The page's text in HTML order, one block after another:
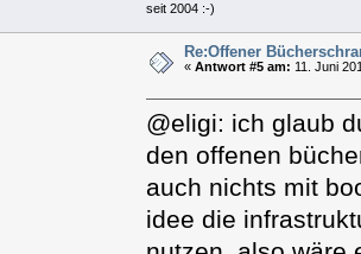
seit 2004 :-)
Re:Offener
«Antwort #5 am: 11. Juni
@eligi: ich glaub
den offenen
auch nichts mit
idee die